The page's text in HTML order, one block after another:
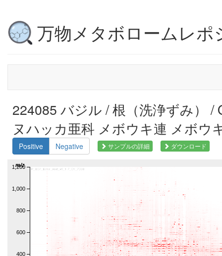
万物メタボロームレポ
224085 バジル / 根（洗浄ずみ） /
ヌハッカ亜科 メボウキ連 メボウ
Positive Negative サンプルの詳細 ダウンロード
400
600
800
1,000
1,200
m/z